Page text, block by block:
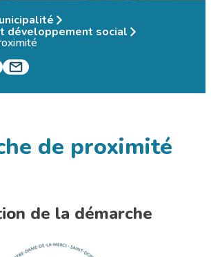
développement social
de proximité
de la démarche